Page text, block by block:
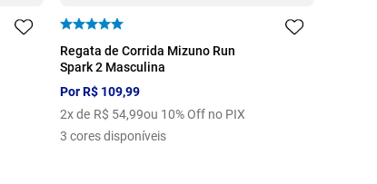
P
Regata de Corrida Mizuno Run
Spark 2 Masculina
PorR$ 109,99
2x de R$ 54,99ou 10% Off no PIX
3 cores disponíveis